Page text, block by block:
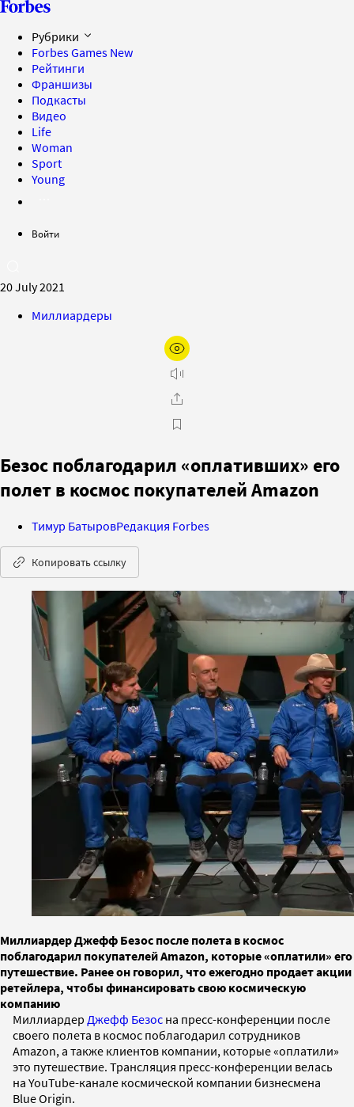
Рубрики
Forbes Games New
Рейтинги
Франшизы
Подкасты
Видео
Life
Woman
Sport
Young
Войти
20 July 2021
Миллиардеры
Безос поблагодарил «оплативших» его
полет в космос покупателей Amazon
Тимур БатыровРедакция Forbes
Копировать ссылку
Миллиардер Джефф Безос после полета в космос
поблагодарил покупателей Amazon, которые «оплатили» его
путешествие. Ранее он говорил, что ежегодно продает акции
ретейлера, чтобы финансировать свою космическую
компанию
Миллиардер Джефф Безос на пресс-конференции после
своего полета в космос поблагодарил сотрудников
Amazon, а также клиентов компании, которые «оплатили»
это путешествие. Трансляция пресс-конференции велась
на YouTube-канале космической компании бизнесмена
Blue Origin.